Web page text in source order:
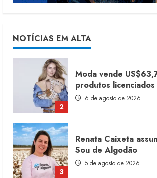
NOTÍCIAS EM ALTA
1
7 de agosto de 2026
2
Moda vende
produtos licenciados
6 de agosto de 2026
3
Renata Caixeta
Sou de Algodão
5 de agosto de 2026